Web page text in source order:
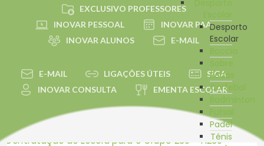
Desporto
Escolar
Desporto
Escolar
Boccia
Sobre
Rodas
Corfebol
Badminton
Futsal
Padel
Ténis
EXCLUSIVO PROFESSORES
INOVAR PESSOAL
INOVAR PAA
INOVAR ALUNOS
E-MAIL
E-MAIL LIGAÇÕES ÚTEIS
SIGA
INOVAR CONSULTA
EMENTA ESCOLAR